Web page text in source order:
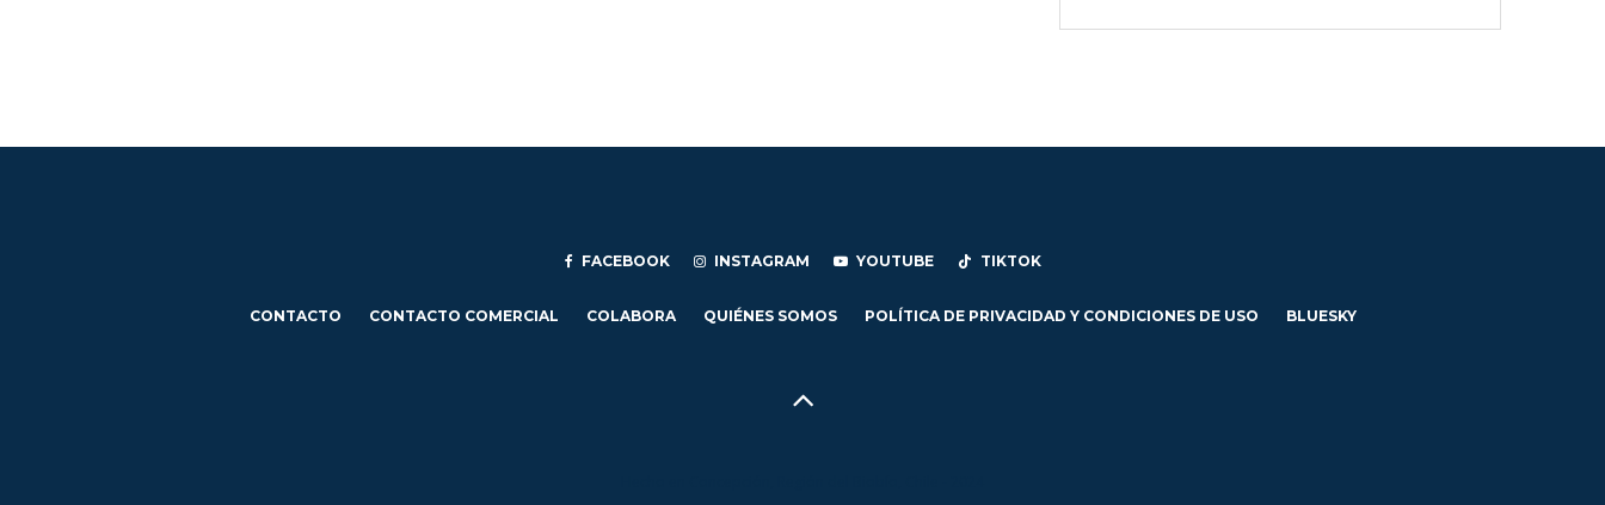
FACEBOOK INSTAGRAM YOUTUBE TIKTOK
CONTACTO CONTACTO COMERCIAL COLABORA QUIÉNES SOMOS POLÍTICA DE PRIVACIDAD Y CONDICIONES DE USO BLUESKY